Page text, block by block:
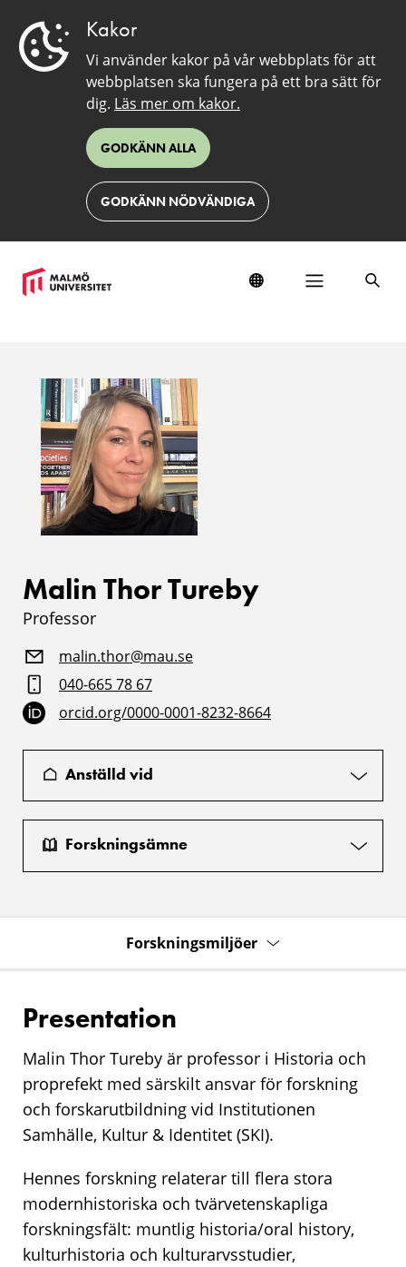
Kakor
Vi använder kakor på vår webbplats för att
webbplatsen ska fungera på ett bra sätt för
dig. Läs mer om kakor.
GODKÄNN ALLA
GODKÄNN NÖDVÄNDIGA
Malin Thor Tureby
Professor
malin.thor@mau.se
040-665 78 67
orcid.org/0000-0001-8232-8664
Anställd vid
Forskningsämne
Forskningsmiljöer
Presentation
Malin Thor Tureby är professor i Historia och
proprefekt med särskilt ansvar för forskning
och forskarutbildning vid Institutionen
Samhälle, Kultur & Identitet (SKI).
Hennes forskning relaterar till flera stora
modernhistoriska och tvärvetenskapliga
forskningsfält: muntlig historia/oral history,
kulturhistoria och kulturarvsstudier,